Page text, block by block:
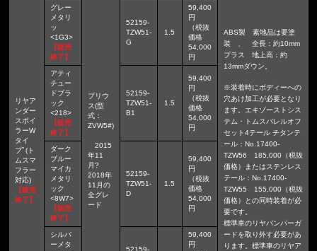
リヤア
ンダー
スポイ
ラーW
タイ
プﾟ(ト
ムスマ
フラー
対応)
【販売
終了】
プリウ
ス(型
式：
ZVW5#)
2015
年11
月?
2018年
11月の
全グレ
ード
ABS製 素地品は要塗
装 、 全長：約10mm
プラス 地上高：約
13mmダウン。
※装着時にボディーへの
穴あけ加工が必要となり
ます。エキゾーストシス
テム・トムスバレルオフ
セット4テール チタンテ
ール：No.17400-
TZW56 185,000（税抜
価格）またはステンレス
テール：No.17400-
TZW55 155,000（税抜
価格）との同時装着が必
要です。
標準車のリヤバンパーガ
ードを取り外す必要があ
ります。標準車のリヤア
グレー
メタリ
ッ
<1G3>
【販売
終了】
52159-
TZW51-
G
1.5
59,400
円
（税抜
価格
54,000
円
アティ
チュー
ドブラ
ック
<218>
【販売
終了】
52159-
TZW51-
B1
1.5
59,400
円
（税抜
価格
54,000
円
ダーク
ブルー
マイカ
メタリ
ック
<8W7>
【販売
終了】
52159-
TZW51-
D
1.5
59,400
円
（税抜
価格
54,000
円
シルバ
ーメタ
52159-
59,400
円